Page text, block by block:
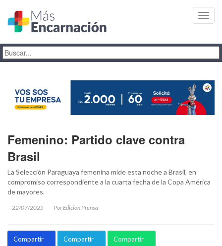
Femenino: Partido clave contra
Brasil
La Selección Paraguaya femenina mide esta noche a Brasil, en
compromiso correspondiente a la cuarta fecha de la Copa América
de mayores.
22/07/2025 Por Edicion Prensa
Compartir Compartir Compartir